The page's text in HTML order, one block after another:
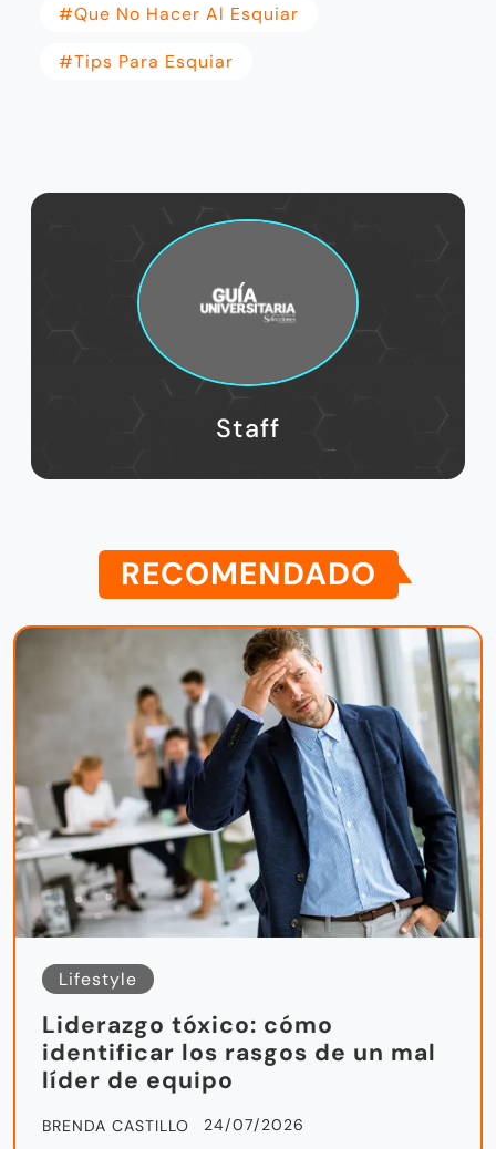
#que No Hacer Al Esquiar
#tips Para Esquiar
Staff
RECOMENDADO
Lifestyle
Liderazgo tóxico: cómo
identificar los rasgos de un mal
líder de equipo
BRENDA CASTILLO 24/07/2026